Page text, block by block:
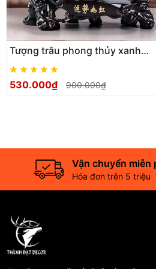
Tượng trâu phong thủy xanh
ngọc tài lộc, Decor Trang trí
quà tặng ý nghĩa
530.000₫ 900.000₫
Vận chuyển miễn
Hóa đơn trên 5 triệu